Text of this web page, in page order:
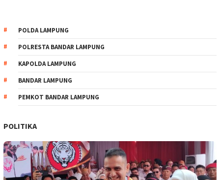
POLDA LAMPUNG
POLRESTA BANDAR LAMPUNG
KAPOLDA LAMPUNG
BANDAR LAMPUNG
PEMKOT BANDAR LAMPUNG
POLITIKA